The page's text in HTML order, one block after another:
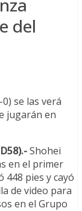
del
se las verá
jugarán en
Shohei
en el primer
448 pies y cayó
de video para
en el Grupo